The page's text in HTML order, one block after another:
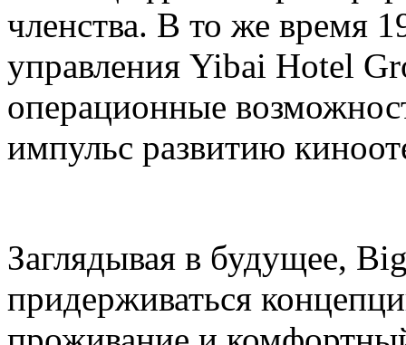
членства. В то же время
управления Yibai Hotel
операционные
импульс развитию
Заглядывая в будущее,
придерживаться